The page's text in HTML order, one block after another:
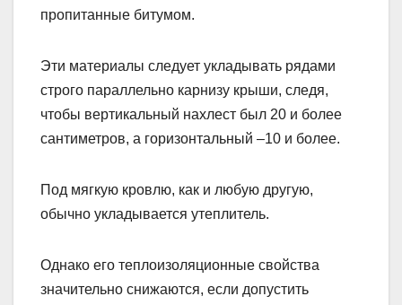
пропитанные битумом.
Эти материалы следует укладывать рядами
строго параллельно карнизу крыши, следя,
чтобы вертикальный нахлест был 20 и более
сантиметров, а горизонтальный –10 и более.
Под мягкую кровлю, как и любую другую,
обычно укладывается утеплитель.
Однако его теплоизоляционные свойства
значительно снижаются, если допустить